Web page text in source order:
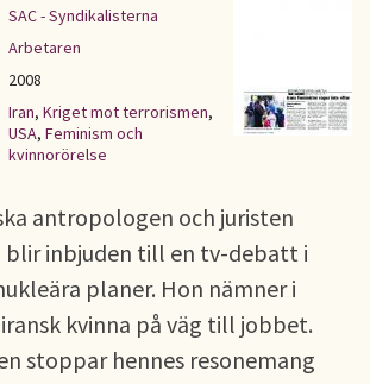
SAC - Syndikalisterna
Arbetaren
2008
Iran, Kriget mot terrorismen,
USA, Feminism och
kvinnorörelse
antropologen och juristen
blir inbjuden till en tv-debatt i
planer. Hon nämner i
kvinna på väg till jobbet.
stoppar hennes resonemang